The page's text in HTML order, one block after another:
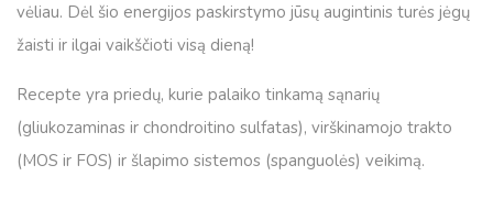
vėliau. Dėl šio energijos paskirstymo jūsų augintinis turės jėgų
žaisti ir ilgai vaikščioti visą dieną!
Recepte yra priedų, kurie palaiko tinkamą sąnarių
(gliukozaminas ir chondroitino sulfatas), virškinamojo trakto
(MOS ir FOS) ir šlapimo sistemos (spanguolės) veikimą.